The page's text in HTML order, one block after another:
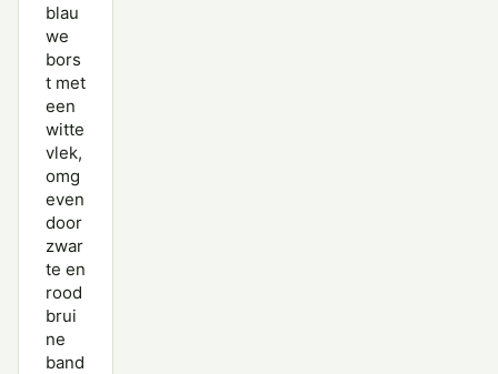
blau
we
bors
t met
een
witte
vlek,
omg
even
door
zwar
te en
rood
brui
ne
band